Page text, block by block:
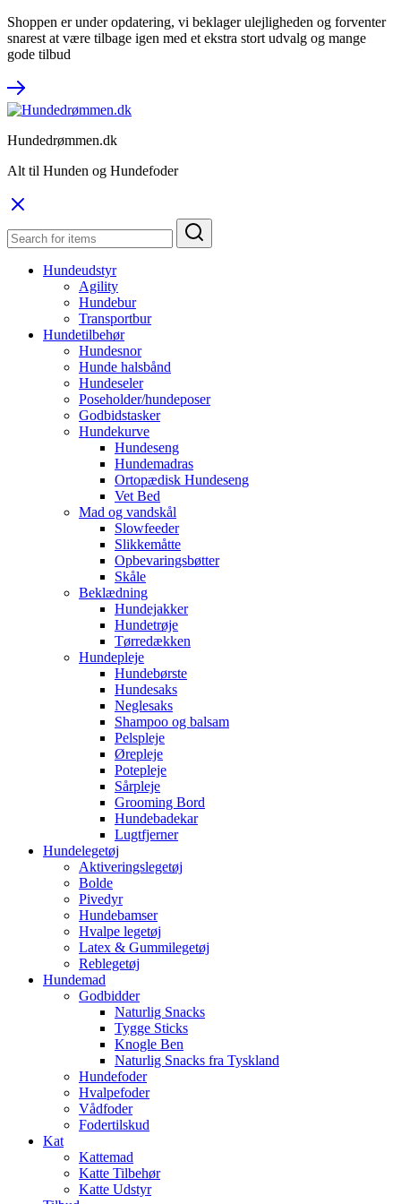
Shoppen er under opdatering, vi beklager ulejligheden og forventer
snarest at være tilbage igen med et ekstra stort udvalg og mange
gode tilbud
Hundedrømmen.dk
Alt til Hunden og Hundefoder
Hundeudstyr
Agility
Hundebur
Transportbur
Hundetilbehør
Hundesnor
Hunde halsbånd
Hundeseler
Poseholder/hundeposer
Godbidstasker
Hundekurve
Hundeseng
Hundemadras
Ortopædisk Hundeseng
Vet Bed
Mad og vandskål
Slowfeeder
Slikkemåtte
Opbevaringsbøtter
Skåle
Beklædning
Hundejakker
Hundetrøje
Tørredækken
Hundepleje
Hundebørste
Hundesaks
Neglesaks
Shampoo og balsam
Pelspleje
Ørepleje
Potepleje
Sårpleje
Grooming Bord
Hundebadekar
Lugtfjerner
Hundelegetøj
Aktiveringslegetøj
Bolde
Pivedyr
Hundebamser
Hvalpe legetøj
Latex & Gummilegetøj
Reblegetøj
Hundemad
Godbidder
Naturlig Snacks
Tygge Sticks
Knogle Ben
Naturlig Snacks fra Tyskland
Hundefoder
Hvalpefoder
Vådfoder
Fodertilskud
Kat
Kattemad
Katte Tilbehør
Katte Udstyr